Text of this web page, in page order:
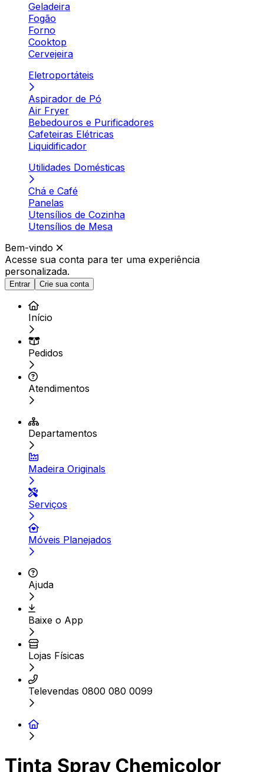
Geladeira
Fogão
Forno
Cooktop
Cervejeira
Eletroportáteis
Aspirador de Pó
Air Fryer
Bebedouros e Purificadores
Cafeteiras Elétricas
Liquidificador
Utilidades Domésticas
Chá e Café
Panelas
Utensílios de Cozinha
Utensílios de Mesa
Bem-vindo
Acesse sua conta para ter uma experiência
personalizada.
Entrar Crie sua conta
Início
Pedidos
Atendimentos
Departamentos
Madeira Originals
Serviços
Móveis Planejados
Ajuda
Baixe o App
Lojas Físicas
Televendas 0800 080 0099
Tinta Spray Chemicolor